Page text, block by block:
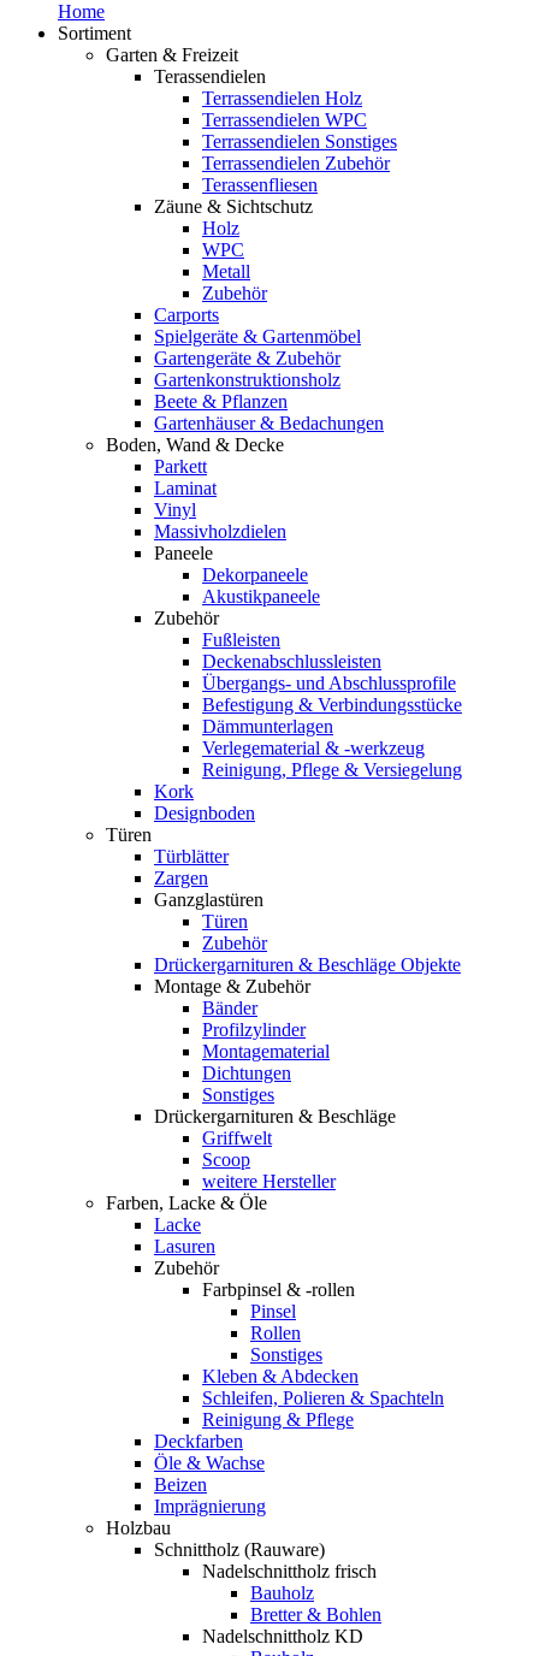
Home
Sortiment
Garten & Freizeit
Terassendielen
Terrassendielen Holz
Terrassendielen WPC
Terrassendielen Sonstiges
Terrassendielen Zubehör
Terassenfliesen
Zäune & Sichtschutz
Holz
WPC
Metall
Zubehör
Carports
Spielgeräte & Gartenmöbel
Gartengeräte & Zubehör
Gartenkonstruktionsholz
Beete & Pflanzen
Gartenhäuser & Bedachungen
Boden, Wand & Decke
Parkett
Laminat
Vinyl
Massivholzdielen
Paneele
Dekorpaneele
Akustikpaneele
Zubehör
Fußleisten
Deckenabschlussleisten
Übergangs- und Abschlussprofile
Befestigung & Verbindungsstücke
Dämmunterlagen
Verlegematerial & -werkzeug
Reinigung, Pflege & Versiegelung
Kork
Designboden
Türen
Türblätter
Zargen
Ganzglastüren
Türen
Zubehör
Drückergarnituren & Beschläge Objekte
Montage & Zubehör
Bänder
Profilzylinder
Montagematerial
Dichtungen
Sonstiges
Drückergarnituren & Beschläge
Griffwelt
Scoop
weitere Hersteller
Farben, Lacke & Öle
Lacke
Lasuren
Zubehör
Farbpinsel & -rollen
Pinsel
Rollen
Sonstiges
Kleben & Abdecken
Schleifen, Polieren & Spachteln
Reinigung & Pflege
Deckfarben
Öle & Wachse
Beizen
Imprägnierung
Holzbau
Schnittholz (Rauware)
Nadelschnittholz frisch
Bauholz
Bretter & Bohlen
Nadelschnittholz KD